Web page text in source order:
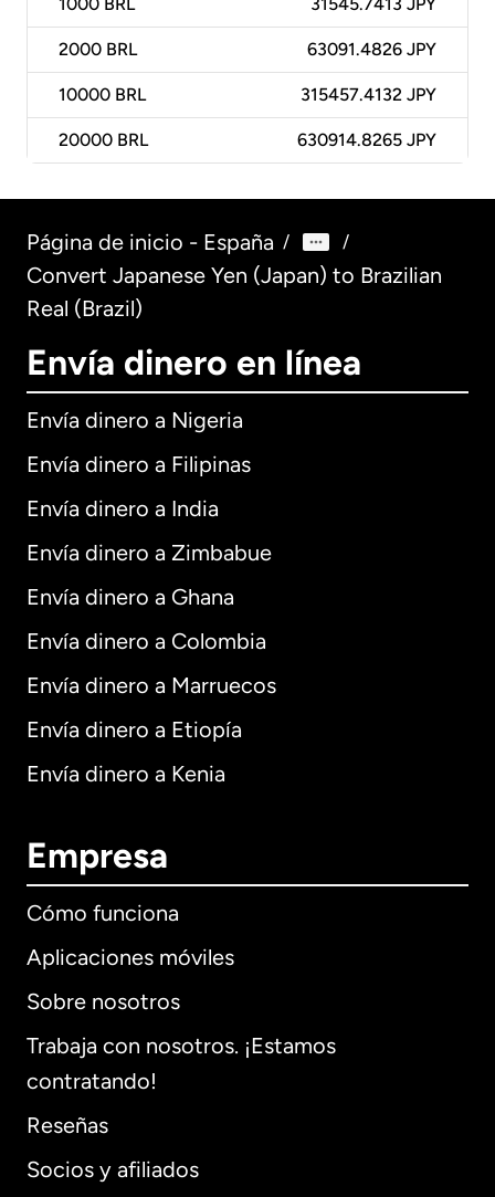
1000 BRL 31545.7413 JPY
2000 BRL 63091.4826 JPY
10000 BRL 315457.4132 JPY
20000 BRL 630914.8265 JPY
Página de inicio - España / /
Convert Japanese Yen (Japan) to Brazilian
Real (Brazil)
Envía dinero en línea
Envía dinero a Nigeria
Envía dinero a Filipinas
Envía dinero a India
Envía dinero a Zimbabue
Envía dinero a Ghana
Envía dinero a Colombia
Envía dinero a Marruecos
Envía dinero a Etiopía
Envía dinero a Kenia
Empresa
Cómo funciona
Aplicaciones móviles
Sobre nosotros
Trabaja con nosotros. ¡Estamos
contratando!
Reseñas
Socios y afiliados